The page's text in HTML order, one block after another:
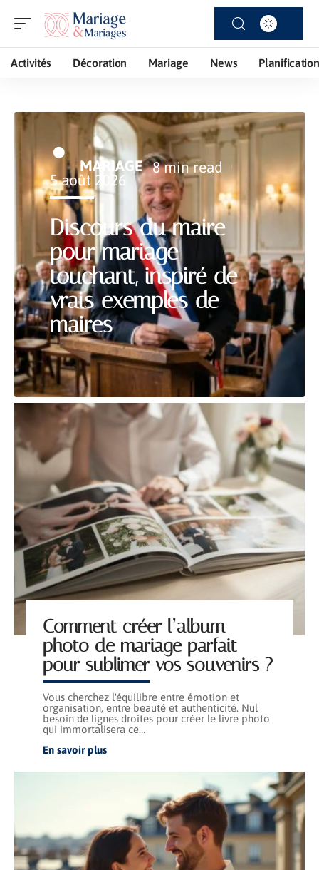
Activités Décoration Mariage News Planification
Discours du maire
pour mariage
touchant, inspiré de
vrais exemples de
maires
MARIAGE 8 min read
5 août 2026
Comment créer l’album
photo de mariage parfait
pour sublimer vos souvenirs ?
Vous cherchez l'équilibre entre émotion et
organisation, entre beauté et authenticité. Nul
besoin de lignes droites pour créer le livre photo
qui immortalisera ce…
En savoir plus